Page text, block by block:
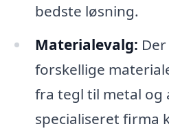
bedste løsning.
Materialevalg:
forskellige
fra tegl til metal og
specialiseret firma